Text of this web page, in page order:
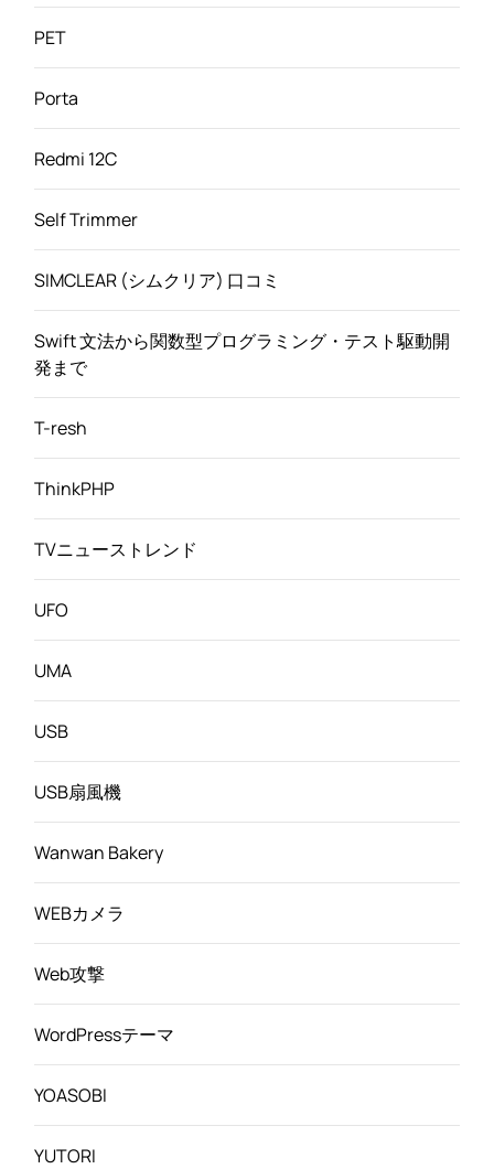
PET
Porta
Redmi 12C
Self Trimmer
SIMCLEAR (シムクリア) 口コミ
Swift 文法から関数型プログラミング・テスト駆動開
発まで
T-resh
ThinkPHP
TVニューストレンド
UFO
UMA
USB
USB扇風機
Wanwan Bakery
WEBカメラ
Web攻撃
WordPressテーマ
YOASOBI
YUTORI